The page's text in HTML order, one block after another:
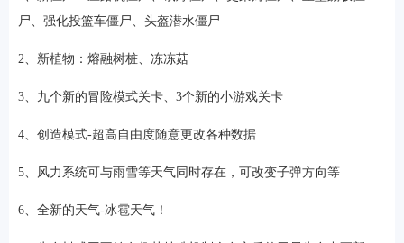
尸、强化投篮车僵尸、头盔潜水僵尸
2、新植物：熔融树桩、冻冻菇
3、九个新的冒险模式关卡、3个新的小游戏关卡
4、创造模式-超高自由度随意更改各种数据
5、风力系统可与雨雪等天气同时存在，可改变子弹方向等
6、全新的天气-冰雹天气！